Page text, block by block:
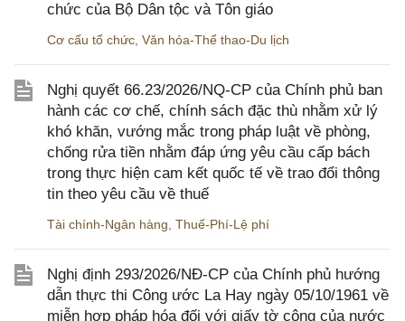
chức của Bộ Dân tộc và Tôn giáo
Cơ cấu tổ chức Văn hóa-Thể thao-Du lịch
Nghị quyết 66.23/2026/NQ-CP của Chính phủ ban
hành các cơ chế, chính sách đặc thù nhằm xử lý
khó khăn, vướng mắc trong pháp luật về phòng,
chống rửa tiền nhằm đáp ứng yêu cầu cấp bách
trong thực hiện cam kết quốc tế về trao đổi thông
tin theo yêu cầu về thuế
Tài chính-Ngân hàng Thuế-Phí-Lệ phí
Nghị định 293/2026/NĐ-CP của Chính phủ hướng
dẫn thực thi Công ước La Hay ngày 05/10/1961 về
miễn hợp pháp hóa đối với giấy tờ công của nước